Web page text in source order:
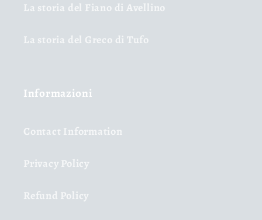
La storia del Fiano di Avellino
La storia del Greco di Tufo
Informazioni
Contact Information
Privacy Policy
Refund Policy